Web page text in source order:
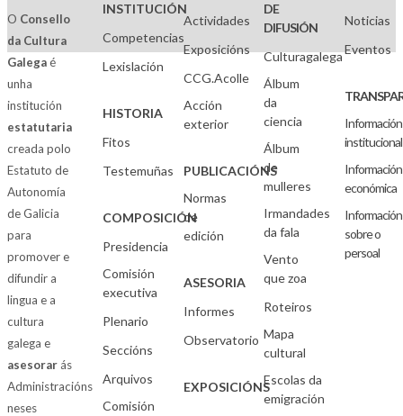
O Consello
da Cultura
Galegaé
unha
institución
estatutaria
creada polo
Estatuto de
Autonomía
de Galicia
para
promover e
difundir a
lingua e a
cultura
galega e
asesorarás
Administracións
neses
INSTITUCIÓN
Competencias
Lexislación
HISTORIA
Fitos
Testemuñas
COMPOSICIÓN
Presidencia
Comisión
executiva
Plenario
Seccións
Arquivos
Comisión
Actividades
Exposicións
CCG.Acolle
Acción
exterior
PUBLICACIÓNS
Normas
de
edición
ASESORIA
Informes
Observatorio
EXPOSICIÓNS
DE
DIFUSIÓN
Culturagalega
Álbum
da
ciencia
Álbum
de
mulleres
Irmandades
da fala
Vento
que zoa
Roteiros
Mapa
cultural
Escolas da
emigración
Noticias
Eventos
Información
institucional
Información
económica
Información
sobre o
persoal